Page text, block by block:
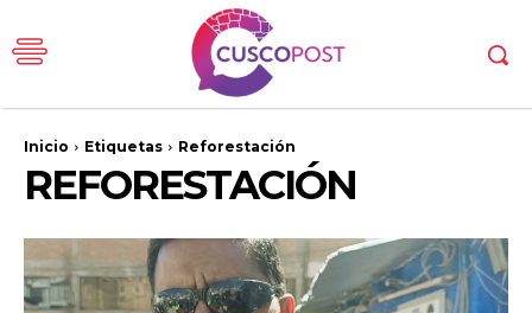
Inicio Etiquetas Reforestación
REFORESTACIÓN